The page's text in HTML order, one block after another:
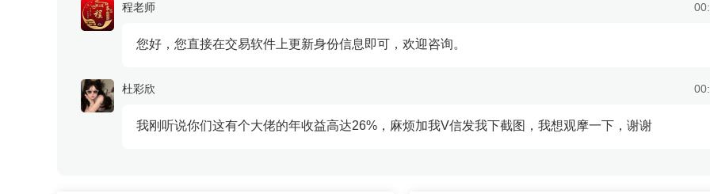
程老师
您好，您直接在交易软件上更新身份信息即可，欢迎咨询。
杜彩欣
我刚听说你们这有个大佬的年收益高达26%，麻烦加我V信发我下截图，我想观摩一下，谢谢